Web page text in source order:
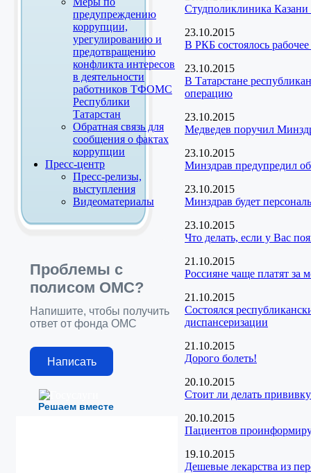
предупреждению
коррупции,
урегулированию и
предотвращению
конфликта интересов
в деятельности
работников ТФОМС
Республики
Татарстан
Обратная связь для
сообщения о фактах
коррупции
Пресс-центр
Пресс-релизы,
выступления
Видеоматериалы
Решаем вместе
Проблемы с
полисом ОМС?
Напишите, чтобы получить
ответ от фонда ОМС
Написать
Студполиклиника Казани
23.10.2015
В РКБ состоялось
23.10.2015
В Татарстане
операцию
23.10.2015
Медведев поручил
23.10.2015
Минздрав предупредил
23.10.2015
Минздрав будет
23.10.2015
Что делать, если у Вас
21.10.2015
Россияне чаще платят за
21.10.2015
Состоялся
диспансеризации
21.10.2015
Дорого болеть!
20.10.2015
Стоит ли делать
20.10.2015
Пациентов
19.10.2015
Дешевые лекарства из